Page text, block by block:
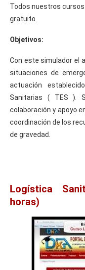
Todos nuestros
gratuito.
Objetivos:
Con este simulador el
situaciones de
actuación
Sanitarias ( TES ).
colaboración y apoyo
coordinación de los
de gravedad.
Logística
horas)